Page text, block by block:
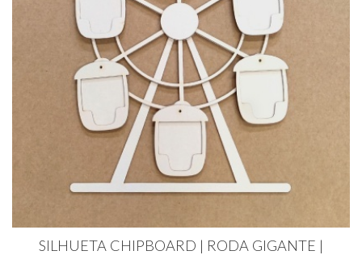
SILHUETA CHIPBOARD | RODA GIGANTE |